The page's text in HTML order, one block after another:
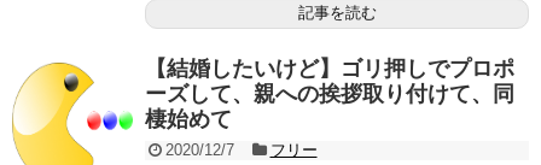
記事を読む
【結婚したいけど】ゴリ押しでプロポ
ーズして、親への挨拶取り付けて、同
棲始めて
2020/12/7
フリー